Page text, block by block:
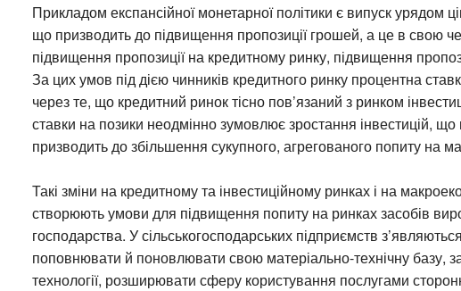
Прикладом експансійної монетарної політики є випуск урядом
що призводить до підвищення пропозиції грошей, а це в свою
підвищення пропозиції на кредитному ринку, підвищення
За цих умов під дією чинників кредитного ринку процентна
через те, що кредитний ринок тісно пов’язаний з ринком
ставки на позики неодмінно зумовлює зростання інвестицій,
призводить до збільшення сукупного, агрегованого попиту на
Такі зміни на кредитному та інвестиційному ринках і на
створюють умови для підвищення попиту на ринках засобів
господарства. У сільськогосподарських підприємств
поповнювати й поновлювати свою матеріально-технічну базу,
технології, розширювати сферу користування послугами